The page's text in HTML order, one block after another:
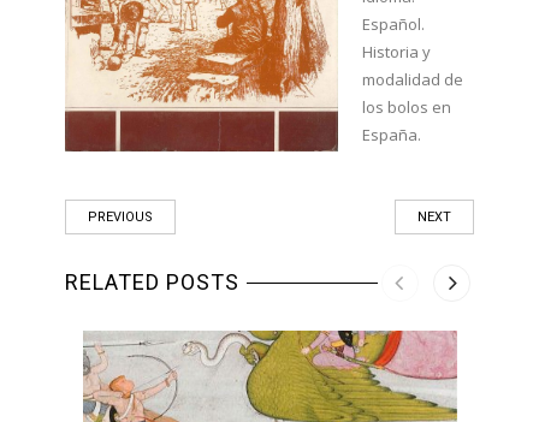
Español.
Historia y
modalidad de
los bolos en
España.
PREVIOUS NEXT
RELATED POSTS